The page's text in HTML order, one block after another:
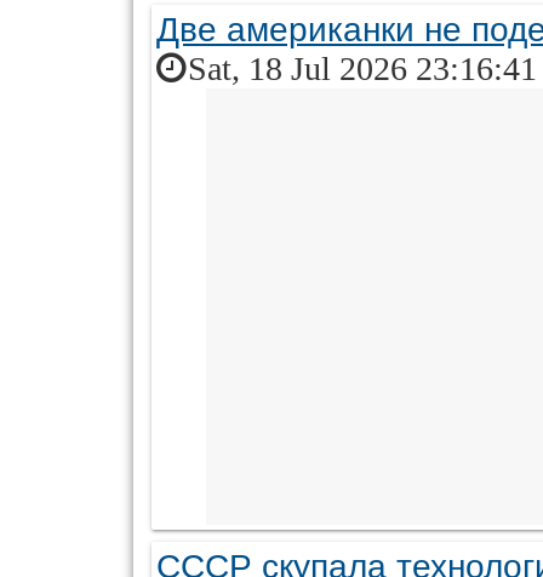
Две американки не
Sat, 18 Jul 2026
СССР скупала